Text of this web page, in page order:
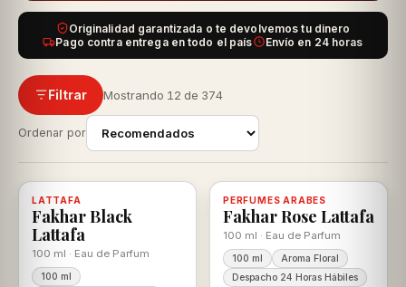
Originalidad garantizada o te devolvemos tu dinero
Pago contra entrega en todo el país
Envío en 24 horas
Filtrar Mostrando 12 de 374
Ordenar por
-22%
LATTAFA
Fakhar Black
Lattafa
100 ml · Eau de Parfum
100 ml
Disponible, con descuento -22% 100% ORIGINAL
PERFUMES ARABES
Fakhar Rose Lattafa
100 ml · Eau de Parfum
100 ml
Aroma Floral
Despacho 24 Horas Hábiles
Disponible, con descuento